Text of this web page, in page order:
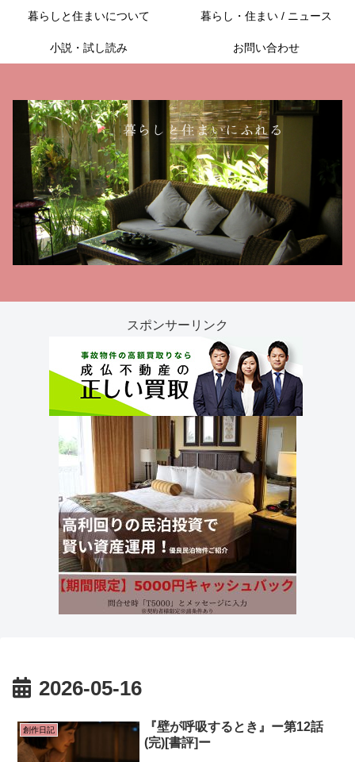
暮らしと住まいについて 暮らし・住まい / ニュース
小説・試し読み お問い合わせ
スポンサーリンク
2026-05-16
創作日記
『壁が呼吸するとき』ー第12話
(完)[書評]ー